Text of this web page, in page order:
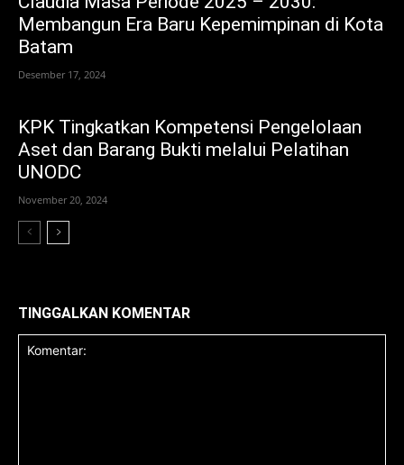
Membangun Era Baru Kepemimpinan di Kota
Batam
Desember 17, 2024
KPK Tingkatkan Kompetensi Pengelolaan
Aset dan Barang Bukti melalui Pelatihan
UNODC
November 20, 2024
TINGGALKAN KOMENTAR